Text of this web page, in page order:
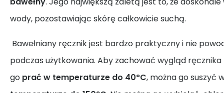
wody, pozostawiając skórę całkowicie suchą.
Bawełniany ręcznik jest bardzo praktyczny i nie
podczas użytkowania. Aby zachować wygląd ręcznika
go prać w temperaturze do 40°C, można go suszyć